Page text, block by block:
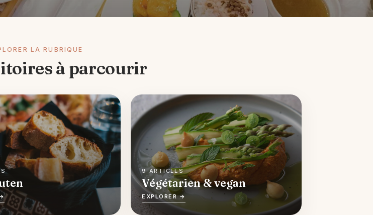
LA RUBRIQUE
à parcourir
9 ARTICLES
Végétarien & vegan
EXPLORER →